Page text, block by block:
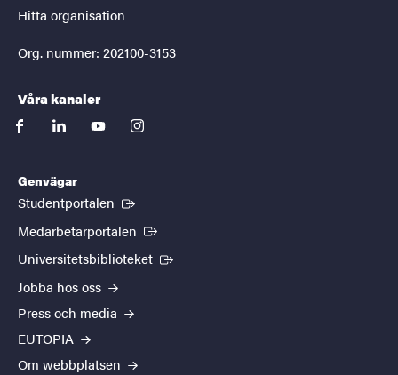
Hitta organisation
Org. nummer: 202100-3153
Våra kanaler
facebooklinkedinyoutubeinstagram
Genvägar
Studentportalen (Extern länk)
Medarbetarportalen (Extern länk)
Universitetsbiblioteket (Extern länk)
Jobba hos oss
Press och media
EUTOPIA
Om webbplatsen